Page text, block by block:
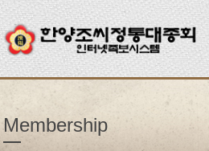
Membership